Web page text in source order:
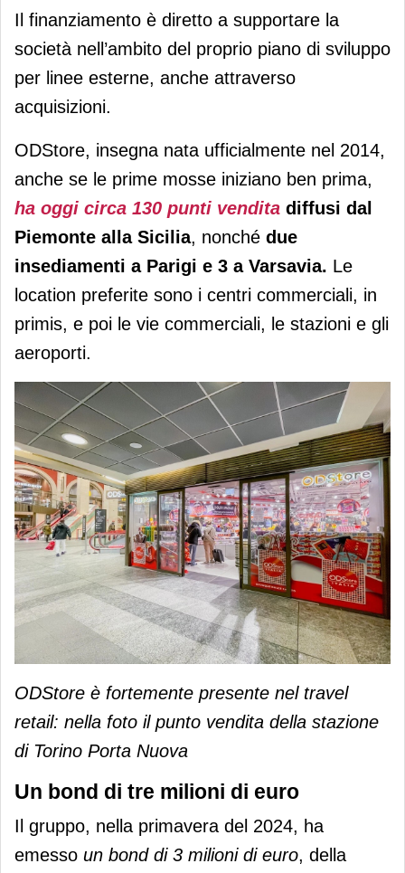
Il finanziamento è diretto a supportare la
società nell’ambito del proprio piano di sviluppo
per linee esterne, anche attraverso
acquisizioni.
ODStore, insegna nata ufficialmente nel 2014,
anche se le prime mosse iniziano ben prima,
ha oggi circa 130 punti vendita diffusi dal
Piemonte alla Sicilia, nonché due
insediamenti a Parigi e 3 a Varsavia. Le
location preferite sono i centri commerciali, in
primis, e poi le vie commerciali, le stazioni e gli
aeroporti.
ODStore è fortemente presente nel travel
retail: nella foto il punto vendita della stazione
di Torino Porta Nuova
Un bond di tre milioni di euro
Il gruppo, nella primavera del 2024, ha
emesso un bond di 3 milioni di euro, della